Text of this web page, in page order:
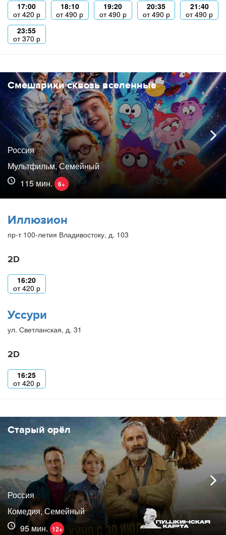
17:00
от420 р
18:10
от490 р
19:20
от490 р
20:35
от490 р
21:40
от490 р
23:55
от370 р
Смешарики сквозь вселенные
Россия
Мультфильм, Семейный
115 мин.
6+
Иллюзион
пр-т 100-летия Владивостоку, д. 103
2D
16:20
от420 р
Уссури
ул. Светланская, д. 31
2D
16:25
от420 р
Старый орёл
Россия
Комедия, Семейный
95 мин. 12+